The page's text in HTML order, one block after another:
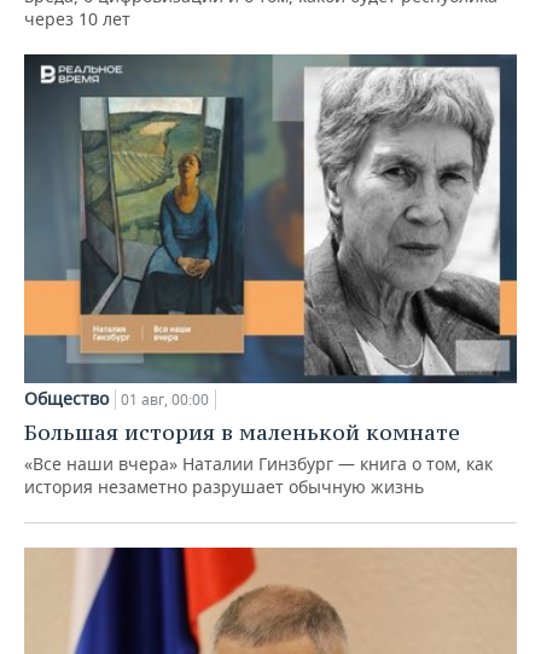
через 10 лет
Общество 01 авг, 00:00
Большая история в маленькой комнате
«Все наши вчера» Наталии Гинзбург — книга о том, как
история незаметно разрушает обычную жизнь